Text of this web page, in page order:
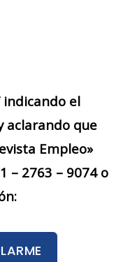
indicando el
aclarando que
Empleo»
– 2763 – 9074 o